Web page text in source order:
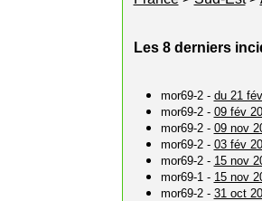
Les 8 derniers
mor69-2 - du 21
mor69-2 - 09 fév
mor69-2 - 09 nov
mor69-2 - 03 fév
mor69-2 - 15 nov
mor69-1 - 15 nov
mor69-2 - 31 oct